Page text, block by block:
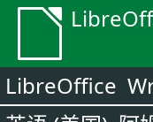
LibreOffice